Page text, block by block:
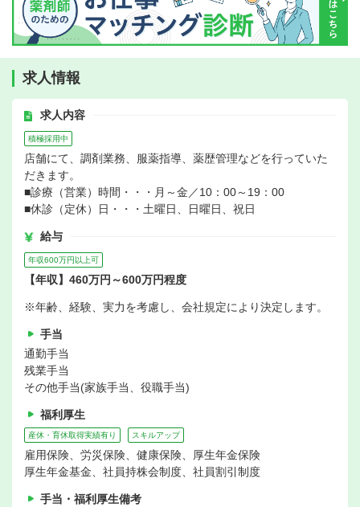
求人情報
求人内容
積極採用中
店舗にて、調剤業務、服薬指導、薬歴管理などを行っていた
だきます。
■診療（営業）時間・・・月～金／10：00～19：00
■休診（定休）日・・・土曜日、日曜日、祝日
給与
年収600万円以上可
【年収】460万円～600万円程度
※年齢、経験、実力を考慮し、会社規定により決定します。
手当
通勤手当
残業手当
その他手当(家族手当、役職手当)
福利厚生
産休・育休取得実績有り スキルアップ
雇用保険、労災保険、健康保険、厚生年金保険
厚生年金基金、社員持株会制度、社員割引制度
手当・福利厚生備考